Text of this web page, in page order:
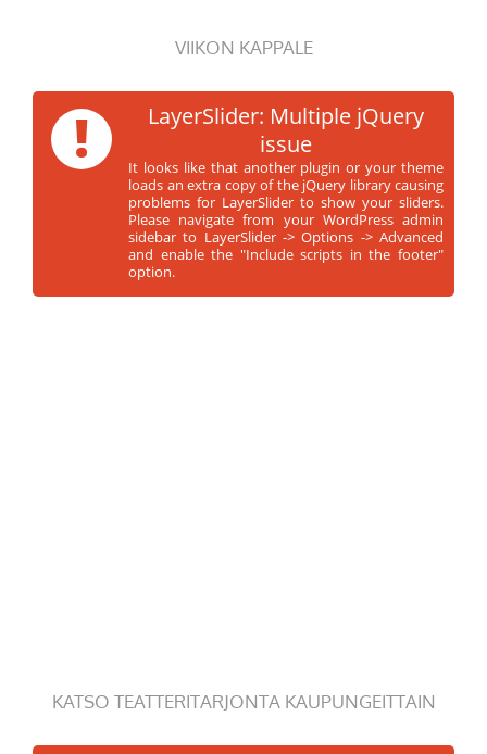
VIIKON KAPPALE
!
LayerSlider: Multiple jQuery
issue
It looks like that another plugin or your theme
loads an extra copy of the jQuery library causing
problems for LayerSlider to show your sliders.
Please navigate from your WordPress admin
sidebar to LayerSlider -> Options -> Advanced
and enable the "Include scripts in the footer"
option.
KATSO TEATTERITARJONTA KAUPUNGEITTAIN